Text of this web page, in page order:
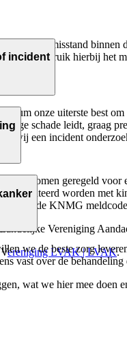
van een misstand
Stud. Gebruik hierbij het
incident
onze uiterste best
schade leidt, graag
wij een incident
komen geregeld
worden
volgens de KNMG
Vereniging
ereniging LVAK | LVAK.
we de beste zorg
vast over de
wat we hier mee doen